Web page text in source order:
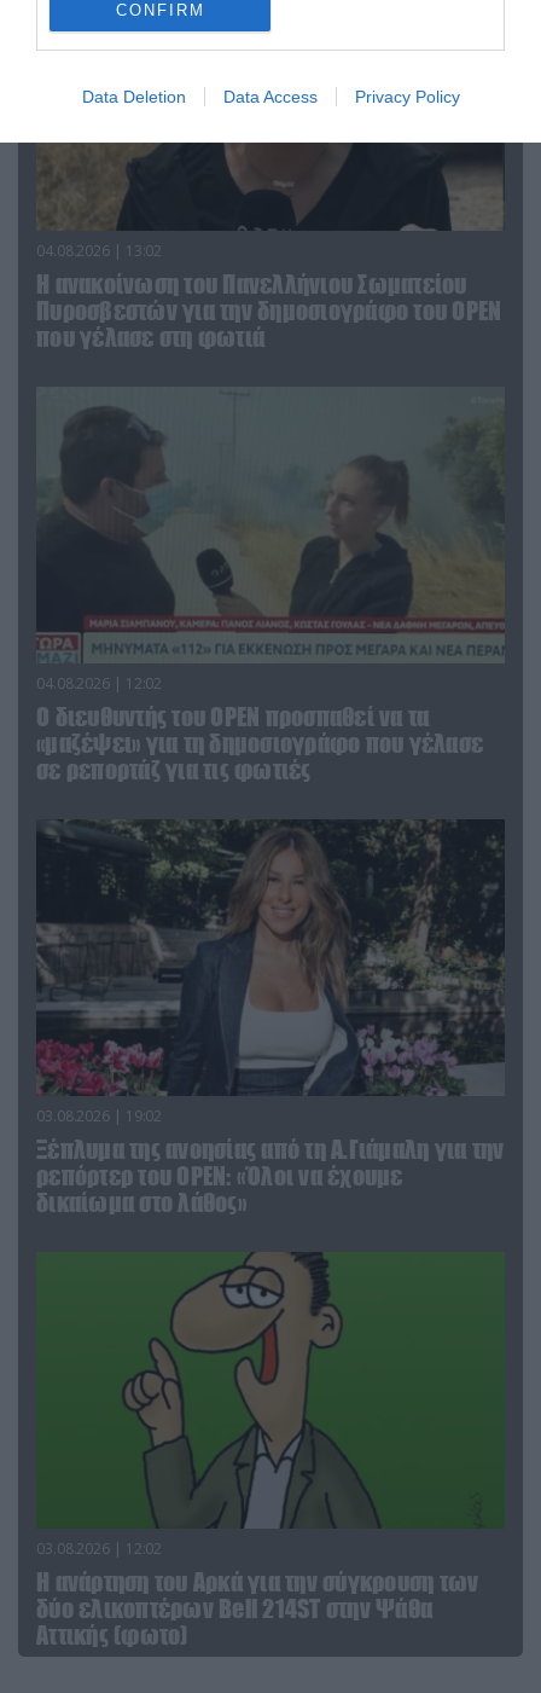
CONFIRM
Data Deletion Data Access Privacy Policy
04.08.2026 | 13:02
Η ανακοίνωση του Πανελλήνιου Σωματείου
Πυροσβεστών για την δημοσιογράφο του OPEN
που γέλασε στη φωτιά
04.08.2026 | 12:02
O διευθυντής του OPEN προσπαθεί να τα
«μαζέψει» για τη δημοσιογράφο που γέλασε
σε ρεπορτάζ για τις φωτιές
03.08.2026 | 19:02
Ξέπλυμα της ανοησίας από τη Α.Γιάμαλη για την
ρεπόρτερ του ΟΡΕΝ: «Όλοι να έχουμε
δικαίωμα στο λάθος»
03.08.2026 | 12:02
Η ανάρτηση του Αρκά για την σύγκρουση των
δύο ελικοπτέρων Bell 214ST στην Ψάθα
Αττικής (φωτο)